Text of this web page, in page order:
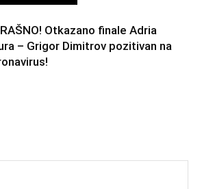
Otkazano finale Adria
– Grigor Dimitrov pozitivan na